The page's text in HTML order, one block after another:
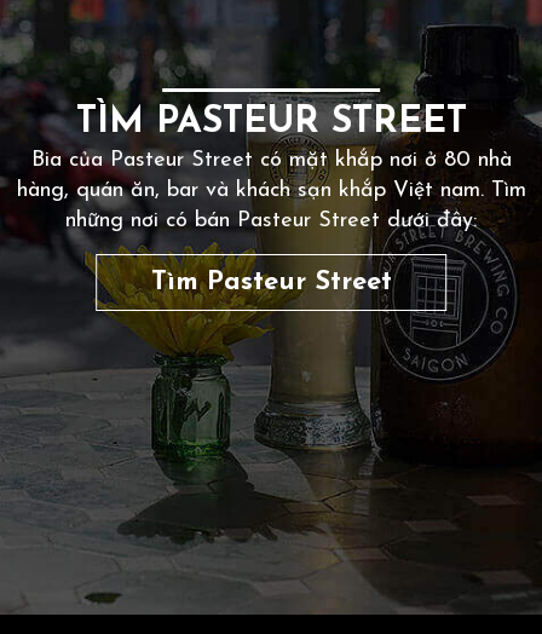
TÌM PASTEUR STREET
Bia của Pasteur Street có mặt khắp nơi ở 80 nhà
hàng, quán ăn, bar và khách sạn khắp Việt nam. Tìm
những nơi có bán Pasteur Street dưới đây:
Tìm Pasteur Street